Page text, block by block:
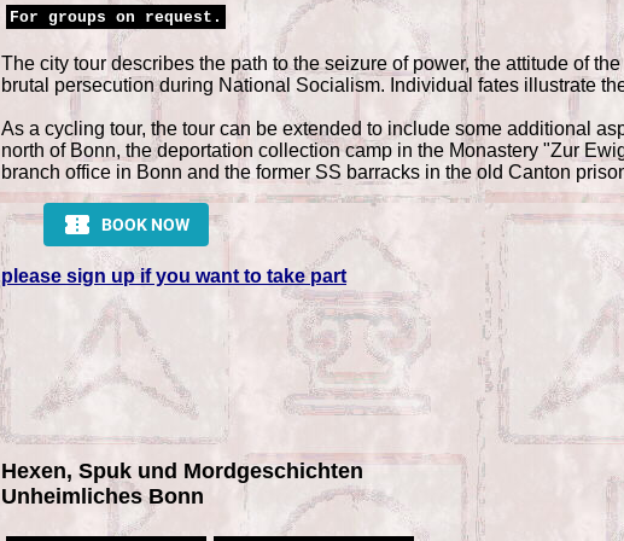
For groups on request.
The city tour describes the path to the seizure of power, the attitude of
brutal persecution during National Socialism. Individual fates illustrate
As a cycling tour, the tour can be extended to include some additional
north of Bonn, the deportation collection camp in the Monastery "Zur
branch office in Bonn and the former SS barracks in the old Canton
please sign up if you want to take part
Hexen, Spuk und Mordgeschichten
Unheimliches Bonn